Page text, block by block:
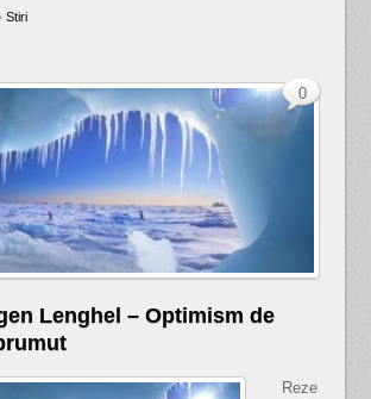
Stiri
Lenghel – Optimism de
Reze
0